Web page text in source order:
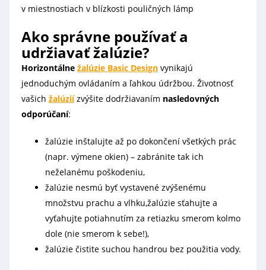
v miestnostiach v blízkosti pouličných lámp
Ako správne používať a
udržiavať žalúzie?
Horizontálne žalúzie Basic Design vynikajú
jednoduchým ovládaním a ľahkou údržbou. Životnosť
vašich žalúziízvýšite dodržiavaním nasledovných
odporúčaní:
žalúzie inštalujte až po dokončení všetkých prác
(napr. výmene okien) – zabránite tak ich
neželanému poškodeniu,
žalúzie nesmú byť vystavené zvýšenému
množstvu prachu a vlhku,žalúzie sťahujte a
vyťahujte potiahnutím za retiazku smerom kolmo
dole (nie smerom k sebe!),
žalúzie čistite suchou handrou bez použitia vody.